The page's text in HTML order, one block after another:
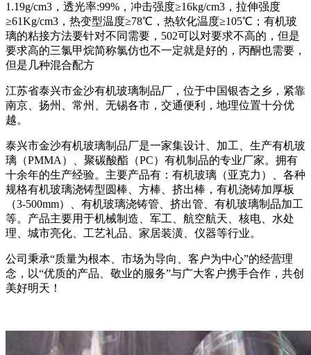
1.19g/cm3，透光率:99%，冲击强度≥16kg/cm3，拉伸强度
≥61Kg/cm3，热变型温度≥78℃，热软化温度≥105℃；有机玻
璃的粘接方法要针对不同需要，502可以对要求不高的，但是
要求高的三氯甲烷简称氯仿也不一定就是好的，丙酮也需要，
但是几种混合配方
江苏省泰兴市金沙有机玻璃制品厂，位于中国银杏之乡，紧靠
南京、扬州、常州、无锡各市，交通便利，地理位置十分优
越。
泰兴市金沙有机玻璃制品厂是一家集设计、加工、生产有机玻
璃（PMMA）、聚碳酸酯（PC）有机制品的专业厂家。拥有
十余年的生产经验。主要产品有：有机玻璃（亚克力）、各种
规格有机玻璃浇铸型圆棒、方棒、挤出棒，有机浇铸加厚板
（3-500mm）、有机玻璃浇铸管、挤出管、有机玻璃制品加工
等。产品主要用于机械制造、军工、航空航天、核电、水处
理、城市亮化、工艺礼品、家居装潢、仪器等行业。
公司秉承“质量为根本、市场为导向、客户为中心”的经营理
念，以“优质的产品、敬业的服务”与广大客户携手合作，共创
美好明天！